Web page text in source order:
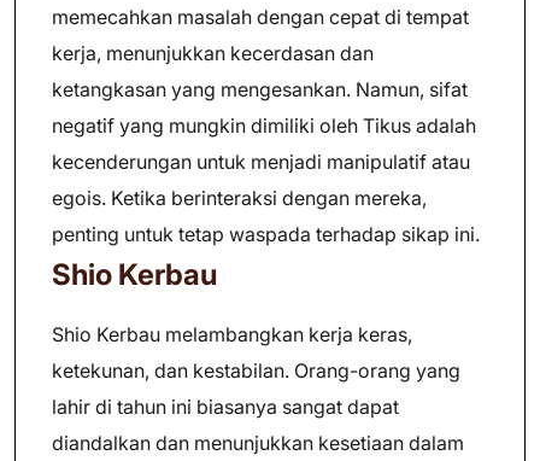
memecahkan masalah dengan cepat di tempat
kerja, menunjukkan kecerdasan dan
ketangkasan yang mengesankan. Namun, sifat
negatif yang mungkin dimiliki oleh Tikus adalah
kecenderungan untuk menjadi manipulatif atau
egois. Ketika berinteraksi dengan mereka,
penting untuk tetap waspada terhadap sikap ini.
Shio Kerbau
Shio Kerbau melambangkan kerja keras,
ketekunan, dan kestabilan. Orang-orang yang
lahir di tahun ini biasanya sangat dapat
diandalkan dan menunjukkan kesetiaan dalam